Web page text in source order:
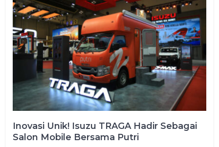
Inovasi Unik! Isuzu TRAGA Hadir Sebagai
Salon Mobile Bersama Putri